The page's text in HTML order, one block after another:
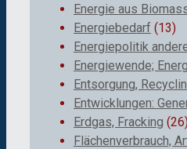
Energie aus
Energiebedarf (13)
Energiepolitik
Energiewende;
Entsorgung,
Entwicklungen:
Erdgas, Fracking
Flächenverbrauch,